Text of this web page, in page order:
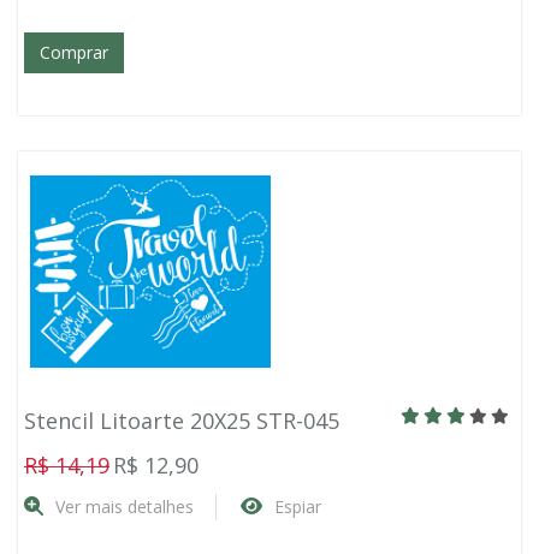
Comprar
Stencil Litoarte 20X25 STR-045
R$ 14,19 R$ 12,90
Ver mais detalhes Espiar